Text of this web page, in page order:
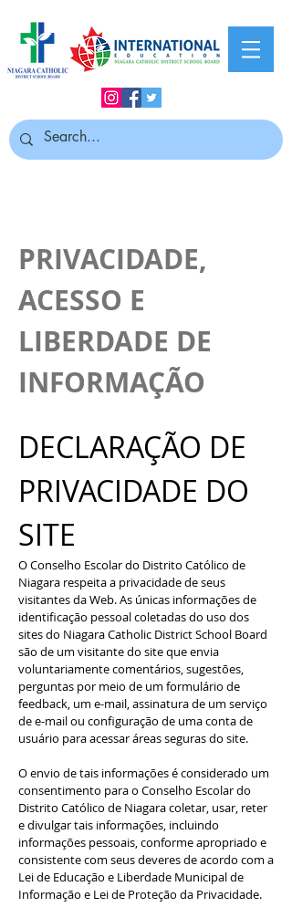
PRIVACIDADE,
ACESSO E
LIBERDADE DE
INFORMAÇÃO
DECLARAÇÃO DE
PRIVACIDADE DO
SITE
O Conselho Escolar do Distrito Católico de
Niagara respeita a privacidade de seus
visitantes da Web. As únicas informações de
identificação pessoal coletadas do uso dos
sites do Niagara Catholic District School Board
são de um visitante do site que envia
voluntariamente comentários, sugestões,
perguntas por meio de um formulário de
feedback, um e-mail, assinatura de um serviço
de e-mail ou configuração de uma conta de
usuário para acessar áreas seguras do site.
O envio de tais informações é considerado um
consentimento para o Conselho Escolar do
Distrito Católico de Niagara coletar, usar, reter
e divulgar tais informações, incluindo
informações pessoais, conforme apropriado e
consistente com seus deveres de acordo com a
Lei de Educação e Liberdade Municipal de
Informação e Lei de Proteção da Privacidade.